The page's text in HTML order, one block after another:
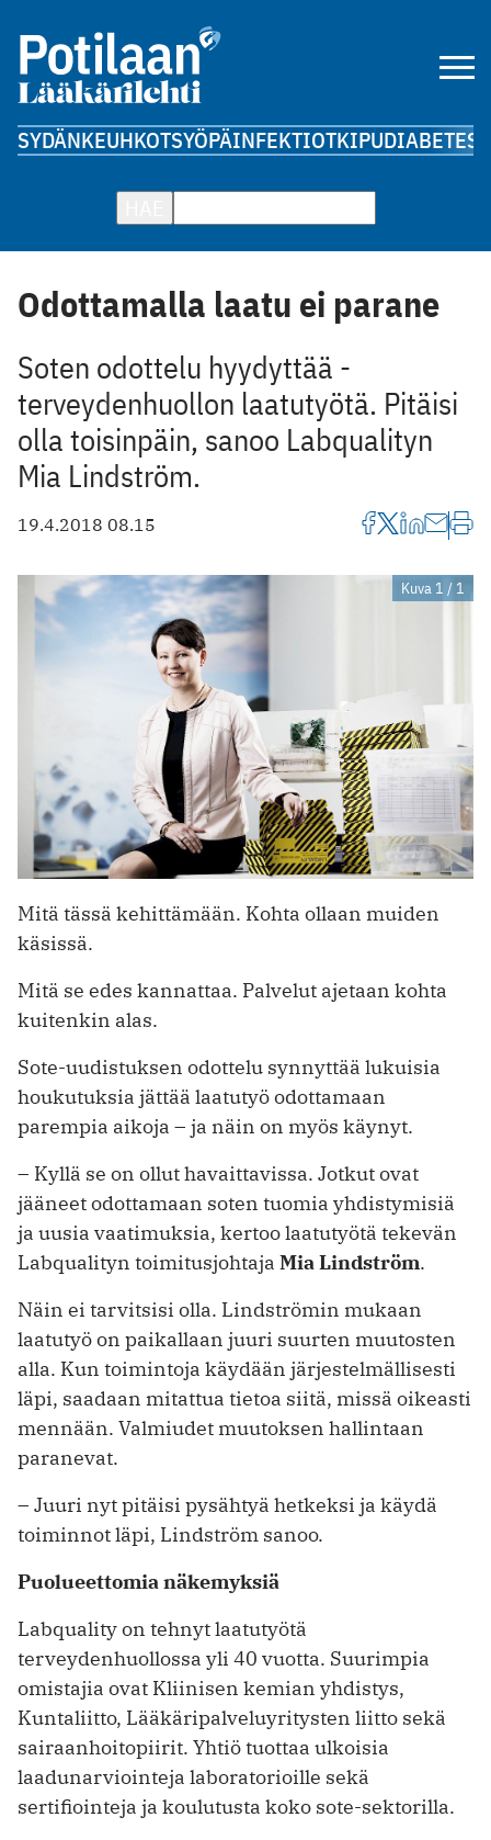
SYDÄNKEUHKOTSYÖPÄINFEKTIOTKIPUDIABETES
Odottamalla laatu ei parane
Soten odottelu hyydyttää ­
terveydenhuollon laatutyötä. Pitäisi
olla toisinpäin, sanoo ­Labqualityn
Mia Lindström.
19.4.2018 08.15
Kuva 1 / 1
Mitä tässä kehittämään. Kohta ollaan muiden
käsissä.
Mitä se edes kannattaa. Palvelut ajetaan kohta
kuitenkin alas.
Sote-uudistuksen odottelu synnyttää lukuisia
houkutuksia jättää laatutyö odottamaan
parempia aikoja – ja näin on myös käynyt.
– Kyllä se on ollut havaittavissa. Jotkut ovat
jääneet odottamaan soten tuomia yhdistymisiä
ja uusia vaatimuksia, kertoo laatutyötä tekevän
Labqualityn toimitusjohtaja Mia Lindström.
Näin ei tarvitsisi olla. Lindströmin mukaan
laatutyö on paikallaan juuri suurten muutosten
alla. Kun toimintoja käydään järjestelmällisesti
läpi, saadaan mitattua tietoa siitä, missä oikeasti
mennään. Valmiudet muutoksen hallintaan
paranevat.
– Juuri nyt pitäisi pysähtyä hetkeksi ja käydä
toiminnot läpi, Lindström sanoo.
Puolueettomia näkemyksiä
Labquality on tehnyt laatutyötä
terveydenhuollossa yli 40 vuotta. Suurimpia
omistajia ovat Kliinisen kemian yhdistys,
Kuntaliitto, Lääkäripalveluyritysten liitto sekä
sairaanhoitopiirit. Yhtiö tuottaa ulkoisia
laadunarviointeja laborato­rioille sekä
sertifiointeja ja koulutusta koko sote-sektorilla.